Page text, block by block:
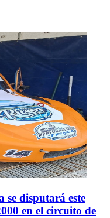
disputará este
en el circuito de